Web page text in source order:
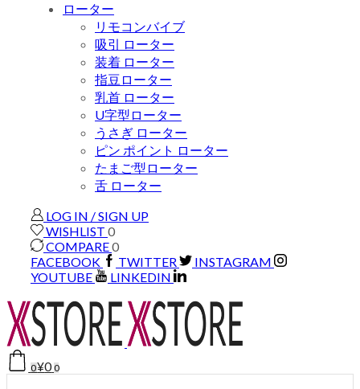
ローター
リモコンバイブ
吸引 ローター
装着 ローター
指豆ローター
乳首 ローター
U字型ローター
うさぎ ローター
ピン ポイント ローター
たまご型ローター
舌 ローター
LOG IN / SIGN UP
WISHLIST 0
COMPARE0
FACEBOOK
TWITTER
INSTAGRAM
YOUTUBE
LINKEDIN
0¥0 0